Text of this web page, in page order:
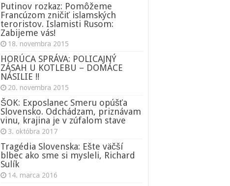
Putinov rozkaz: Pomôžeme
Francúzom zničiť islamských
teroristov. Islamisti Rusom:
Zabijeme vás!
18. novembra 2015
HORÚCA SPRÁVA: POLICAJNÝ
ZÁSAH U KOTLEBU – DOMÁCE
NÁSILIE !!
20. novembra 2015
ŠOK: Exposlanec Smeru opúšťa
Slovensko. Odchádzam, priznávam
vinu, krajina je v zúfalom stave
3. októbra 2017
Tragédia Slovenska: Ešte väčší
blbec ako sme si mysleli, Richard
Sulík
14. marca 2016